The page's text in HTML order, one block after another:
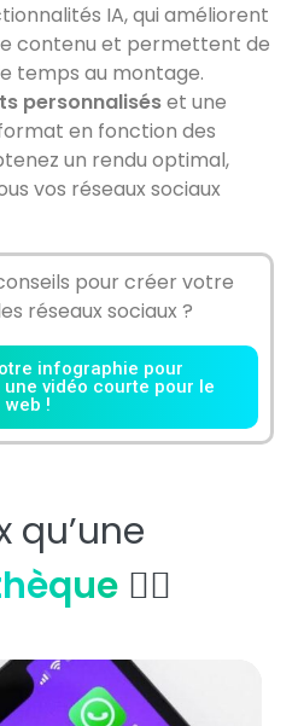
IA, qui améliorent
contenu et permettent de
temps au montage.
personnaliséset une
en fonction des
un rendu optimal,
vos réseaux sociaux
pour créer votre
réseaux sociaux ?
infographie pour
vidéo courte pour le
web !
qu’une
👇🏼